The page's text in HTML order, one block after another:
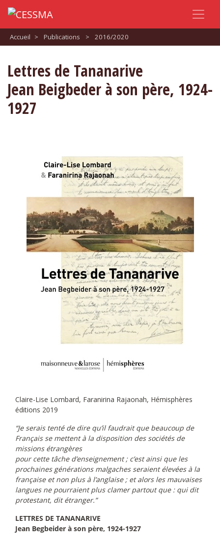
Accueil > Publications > 2016/2020
Lettres de Tananarive
Jean Beigbeder à son père, 1924-
1927
Claire-Lise Lombard, Faranirina Rajaonah, Hémisphères
éditions 2019
“Je serais tenté de dire qu’il faudrait que beaucoup de
Français se mettent à la disposition des sociétés de
missions étrangères
pour cette tâche d’enseignement ; c’est ainsi que les
prochaines générations malgaches seraient élevées à la
française et non plus à l’anglaise ; et alors les mauvaises
langues ne pourraient plus clamer partout que : qui dit
protestant, dit étranger.”
LETTRES DE TANANARIVE
Jean Begbeider à son père, 1924-1927